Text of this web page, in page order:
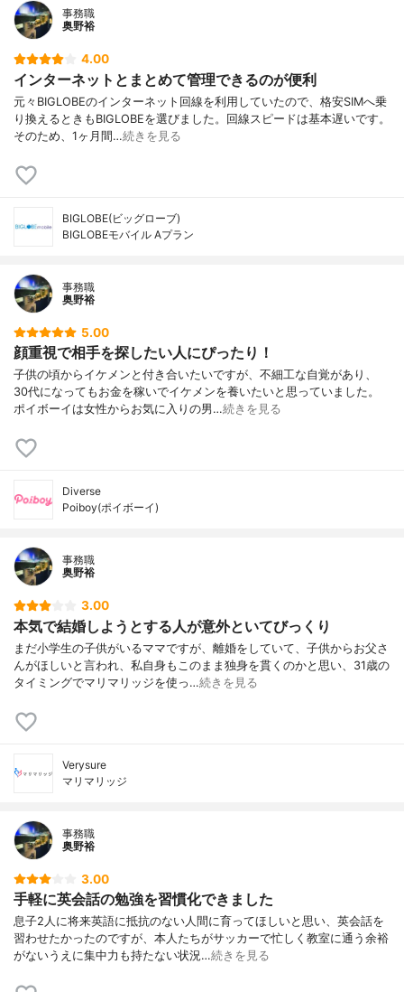
事務職
奥野裕
4.00
インターネットとまとめて管理できるのが便利
元々BIGLOBEのインターネット回線を利用していたので、格安SIMへ乗
り換えるときもBIGLOBEを選びました。回線スピードは基本遅いです。
そのため、1ヶ月間…続きを見る
BIGLOBE(ビッグローブ)
BIGLOBEモバイル Aプラン
事務職
奥野裕
5.00
顔重視で相手を探したい人にぴったり！
子供の頃からイケメンと付き合いたいですが、不細工な自覚があり、
30代になってもお金を稼いでイケメンを養いたいと思っていました。
ポイボーイは女性からお気に入りの男…続きを見る
Diverse
Poiboy(ポイボーイ)
事務職
奥野裕
3.00
本気で結婚しようとする人が意外といてびっくり
まだ小学生の子供がいるママですが、離婚をしていて、子供からお父さ
んがほしいと言われ、私自身もこのまま独身を貫くのかと思い、31歳の
タイミングでマリマリッジを使っ…続きを見る
Verysure
マリマリッジ
事務職
奥野裕
3.00
手軽に英会話の勉強を習慣化できました
息子2人に将来英語に抵抗のない人間に育ってほしいと思い、英会話を
習わせたかったのですが、本人たちがサッカーで忙しく教室に通う余裕
がないうえに集中力も持たない状況…続きを見る